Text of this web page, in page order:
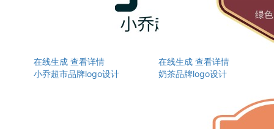
在线生成 查看详情
小乔超市品牌logo设计
在线生成 查看详情
奶茶品牌logo设计